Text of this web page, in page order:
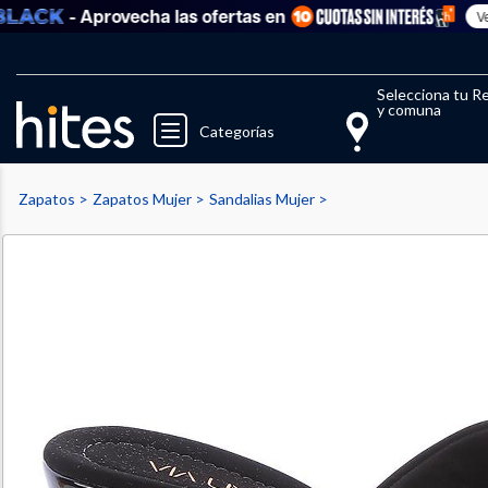
- Aprovecha las ofertas en Ver todo
Categorías
Selecciona tu
y comuna
Llegaste al límite de productos
Zapatos Zapatos Mujer Sandalias Mujer